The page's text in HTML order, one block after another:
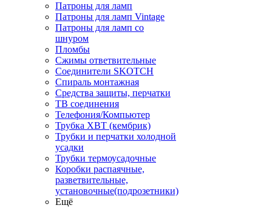
Патроны для ламп
Патроны для ламп Vintage
Патроны для ламп со
шнуром
Пломбы
Сжимы ответвительные
Соединители SKOTCH
Спираль монтажная
Средства защиты, перчатки
ТВ соединения
Телефония/Компьютер
Трубка ХВТ (кембрик)
Трубки и перчатки холодной
усадки
Трубки термоусадочные
Коробки распаячные,
разветвительные,
установочные(подрозетники)
Ещё